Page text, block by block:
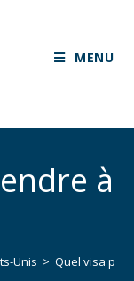
MENU
à
Unis > Quel visa